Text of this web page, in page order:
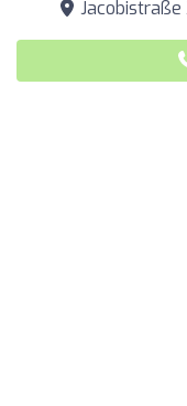
Jacobistraße